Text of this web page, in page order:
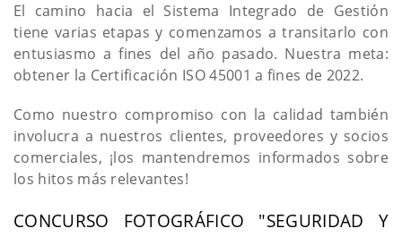
El camino hacia el Sistema Integrado de Gestión
tiene varias etapas y comenzamos a transitarlo con
entusiasmo a fines del año pasado. Nuestra meta:
obtener la Certificación ISO 45001 a fines de 2022.
Como nuestro compromiso con la calidad también
involucra a nuestros clientes, proveedores y socios
comerciales, ¡los mantendremos informados sobre
los hitos más relevantes!
CONCURSO FOTOGRÁFICO "SEGURIDAD Y